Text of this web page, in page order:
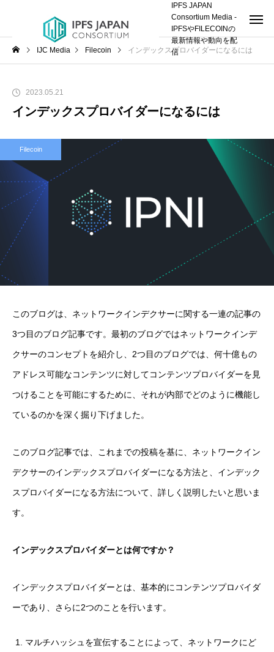
IPFS JAPAN
Consortium Media -
IPFSやFILECOINの
最新情報や動向を配
信
IJC Media Filecoin インデックスプロバイダーになるには
2023.05.21
インデックスプロバイダーになるには
Filecoin
このブログは、ネットワークインデクサーに関する一連の記事の
3つ目のブログ記事です。最初のブログではネットワークインデ
クサーのコンセプトを紹介し、2つ目のブログでは、何十億もの
アドレス可能なコンテンツに対してコンテンツプロバイダーを見
つけることを可能にするために、それが内部でどのように機能し
ているのかを深く掘り下げました。
このブログ記事では、これまでの投稿を基に、ネットワークイン
デクサーのインデックスプロバイダーになる方法と、インデック
スプロバイダーになる方法について、詳しく説明したいと思いま
す。
インデックスプロバイダーとは何ですか？
インデックスプロバイダーとは、基本的にコンテンツプロバイダ
ーであり、さらに2つのことを行います。
マルチハッシュを宣伝することによって、ネットワークにど